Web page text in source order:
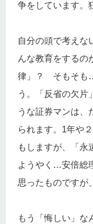
争をしています。
自分の頭で考え
んな教育をするの
律」？ そもそも…
う。「反省の欠片
うな証券マンは
られます。1年や
もしますが、「永
ようやく…安倍総
思ったものですが
もう「悔しい」な